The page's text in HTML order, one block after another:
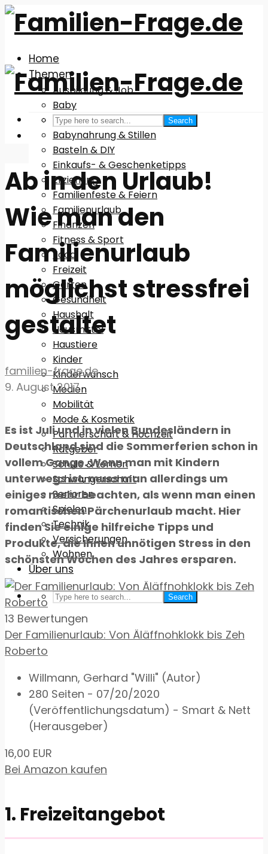
Home
Themen
Ausbildung & Job
Baby
Babyausstattung
Babynahrung & Stillen
Basteln & DIY
Einkaufs- & Geschenketipps
Erziehung
Familienfeste & Feiern
Familienurlaub
Finanzen
Fitness & Sport
Food
Freizeit
Garten
Gesundheit
Haushalt
Hausmittel
Haustiere
Kinder
Kinderwunsch
Medien
Mobilität
Mode & Kosmetik
Partnerschaft & Hochzeit
Ratgeber
Schule & Lernen
Schwangerschaft
Senioren
Spielen
Technik
Versicherungen
Wohnen
Über uns
Search
Search
Ab in den Urlaub!
Wie man den
Familienurlaub
möglichst stressfrei
gestaltet
familien-frage.de
9. August 2017
Es ist Juli und in vielen Bundesländern in
Deutschland sind die Sommerferien schon in
vollem Gange. Wenn man mit Kindern
unterwegs ist, muss man allerdings um
einiges mehr beachten, als wenn man einen
romantischen Pärchenurlaub macht. Hier
finden Sie einige hilfreiche Tipps und
Produkte, die Ihnen unnötigen Stress in den
schönsten Wochen des Jahres ersparen.
13 Bewertungen
Der Familienurlaub: Von Äläffnohklokk bis Zeh
Roberto
Willmann, Gerhard "Willi" (Autor)
280 Seiten - 07/20/2020
(Veröffentlichungsdatum) - Smart & Nett
(Herausgeber)
16,00 EUR
Bei Amazon kaufen
1. Freizeitangebot